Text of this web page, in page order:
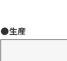
●生産